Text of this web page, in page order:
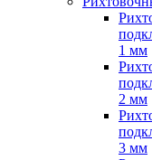
1 мм
2 мм
3 мм